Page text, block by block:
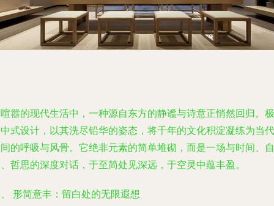
嚣的现代生活中，一种源自东方的静谧与诗意正悄然回归。极
式设计，以其洗尽铅华的姿态，将千年的文化积淀凝练为当代
的呼吸与风骨。它绝非元素的简单堆砌，而是一场与时间、自
哲思的深度对话，于至简处见深远，于空灵中蕴丰盈。
形简意丰：留白处的无限遐想